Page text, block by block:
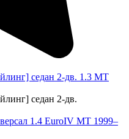
седан 2-дв. 1.3 MT
седан 2-дв.
1.4 EuroIV MT 1999–